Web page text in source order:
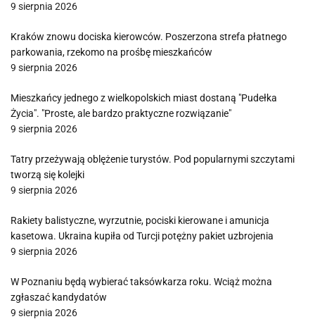
9 sierpnia 2026
Kraków znowu dociska kierowców. Poszerzona strefa płatnego
parkowania, rzekomo na prośbę mieszkańców
9 sierpnia 2026
Mieszkańcy jednego z wielkopolskich miast dostaną "Pudełka
Życia". "Proste, ale bardzo praktyczne rozwiązanie"
9 sierpnia 2026
Tatry przeżywają oblężenie turystów. Pod popularnymi szczytami
tworzą się kolejki
9 sierpnia 2026
Rakiety balistyczne, wyrzutnie, pociski kierowane i amunicja
kasetowa. Ukraina kupiła od Turcji potężny pakiet uzbrojenia
9 sierpnia 2026
W Poznaniu będą wybierać taksówkarza roku. Wciąż można
zgłaszać kandydatów
9 sierpnia 2026